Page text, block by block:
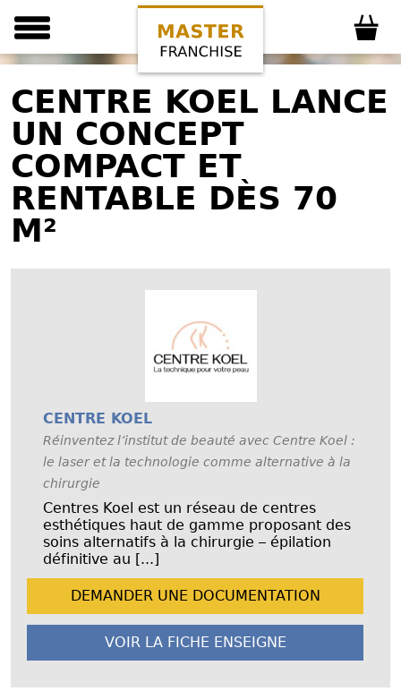
CENTRE KOEL LANCE
UN CONCEPT
COMPACT ET
RENTABLE DÈS 70
M²
CENTRE KOEL
Réinventez l’institut de beauté avec Centre Koel :
le laser et la technologie comme alternative à la
chirurgie
Centres Koel est un réseau de centres
esthétiques haut de gamme proposant des
soins alternatifs à la chirurgie – épilation
définitive au [...]
DEMANDER UNE DOCUMENTATION
VOIR LA FICHE ENSEIGNE